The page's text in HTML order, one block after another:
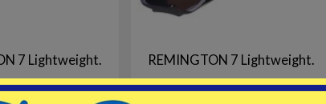
7 Lightweight. REMINGTON 7 Lightweight.